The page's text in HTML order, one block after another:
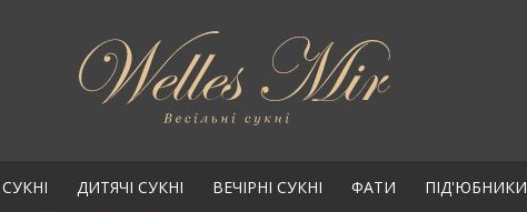
ДИТЯЧІ СУКНІ ВЕЧІРНІ СУКНІ ФАТИ ПІД'ЮБНИКИ